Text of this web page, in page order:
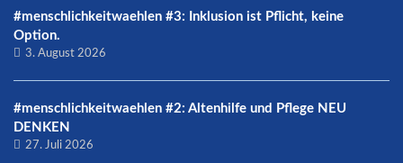
#menschlichkeitwaehlen #3: Inklusion ist Pflicht, keine
Option.
3. August 2026
#menschlichkeitwaehlen #2: Altenhilfe und Pflege NEU
DENKEN
27. Juli 2026